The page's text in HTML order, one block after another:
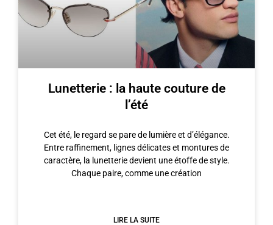
Lunetterie : la haute couture de
l’été
Cet été, le regard se pare de lumière et d’élégance.
Entre raffinement, lignes délicates et montures de
caractère, la lunetterie devient une étoffe de style.
Chaque paire, comme une création
LIRE LA SUITE